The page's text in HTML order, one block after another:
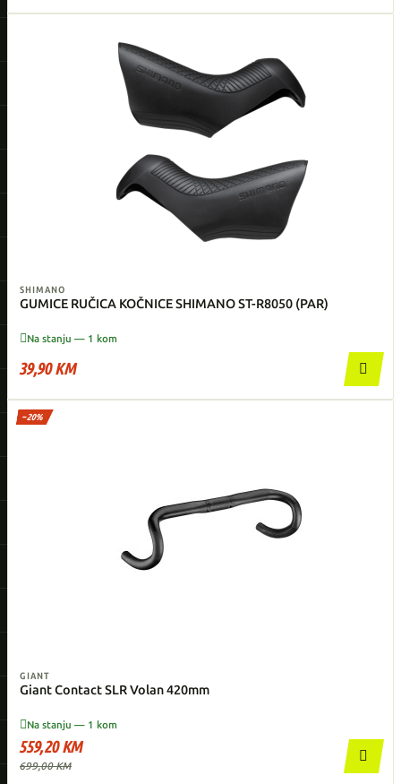
SHIMANO
GUMICE RUČICA KOČNICE SHIMANO ST-R8050 (PAR)
Na stanju — 1 kom
39,90 KM 
−20%
GIANT
Giant Contact SLR Volan 420mm
Na stanju — 1 kom
559,20 KM
699,00 KM
